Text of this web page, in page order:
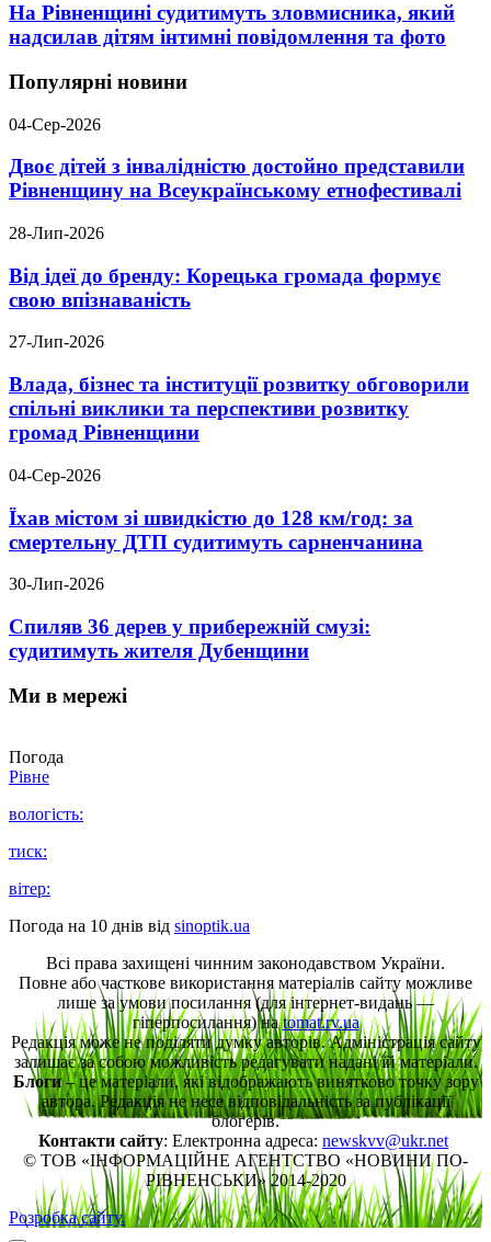
На Рівненщині судитимуть зловмисника, який
надсилав дітям інтимні повідомлення та фото
Популярні новини
04-Сер-2026
Двоє дітей з інвалідністю достойно представили
Рівненщину на Всеукраїнському етнофестивалі
28-Лип-2026
Від ідеї до бренду: Корецька громада формує
свою впізнаваність
27-Лип-2026
Влада, бізнес та інституції розвитку обговорили
спільні виклики та перспективи розвитку
громад Рівненщини
04-Сер-2026
Їхав містом зі швидкістю до 128 км/год: за
смертельну ДТП судитимуть сарненчанина
30-Лип-2026
Спиляв 36 дерев у прибережній смузі:
судитимуть жителя Дубенщини
Ми в мережі
Погода
Рівне
вологість:
тиск:
вітер:
Погода на 10 днів від sinoptik.ua
Всі права захищені чинним законодавством України.
Повне або часткове використання матеріалів сайту можливе
лише за умови посилання (для інтернет-видань —
гіперпосилання) наtomat.rv.ua
Редакція може не поділяти думку авторів. Адміністрація сайту
залишає за собою можливість редагувати надані їй матеріали.
Блоги– це матеріали, які відображають винятково точку зору
автора. Редакція не несе відповідальність за публікації
блогерів.
Контакти сайту: Електронна адреса: newskvv@ukr.net
© ТОВ «ІНФОРМАЦІЙНЕ АГЕНТСТВО «НОВИНИ ПО-
РІВНЕНСЬКИ» 2014-2020
Розробка сайту.